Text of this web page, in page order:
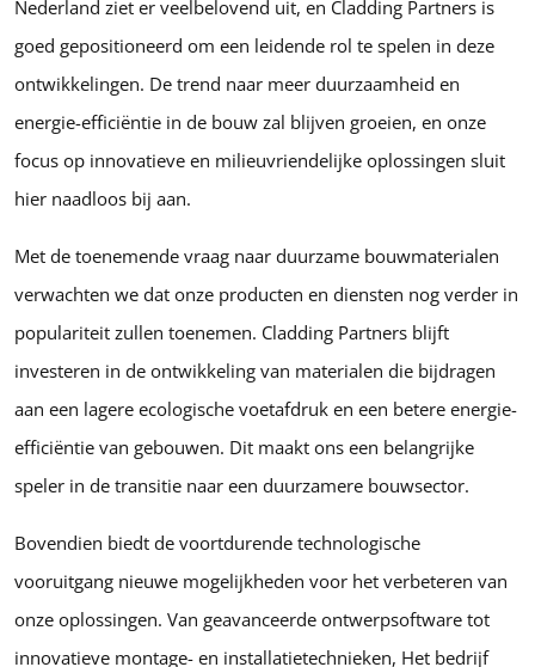
Nederland ziet er veelbelovend uit, en Cladding Partners is
goed gepositioneerd om een leidende rol te spelen in deze
ontwikkelingen. De trend naar meer duurzaamheid en
energie-efficiëntie in de bouw zal blijven groeien, en onze
focus op innovatieve en milieuvriendelijke oplossingen sluit
hier naadloos bij aan.
Met de toenemende vraag naar duurzame bouwmaterialen
verwachten we dat onze producten en diensten nog verder in
populariteit zullen toenemen. Cladding Partners blijft
investeren in de ontwikkeling van materialen die bijdragen
aan een lagere ecologische voetafdruk en een betere energie-
efficiëntie van gebouwen. Dit maakt ons een belangrijke
speler in de transitie naar een duurzamere bouwsector.
Bovendien biedt de voortdurende technologische
vooruitgang nieuwe mogelijkheden voor het verbeteren van
onze oplossingen. Van geavanceerde ontwerpsoftware tot
innovatieve montage- en installatietechnieken, Het bedrijf